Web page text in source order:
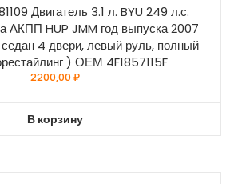
Двигатель 3.1 л. BYU 249 л.с.
HUP JMM год выпуска 2007
4 двери, левый руль, полный
) ОЕМ 4F1857115F
2200,00₽
В корзину